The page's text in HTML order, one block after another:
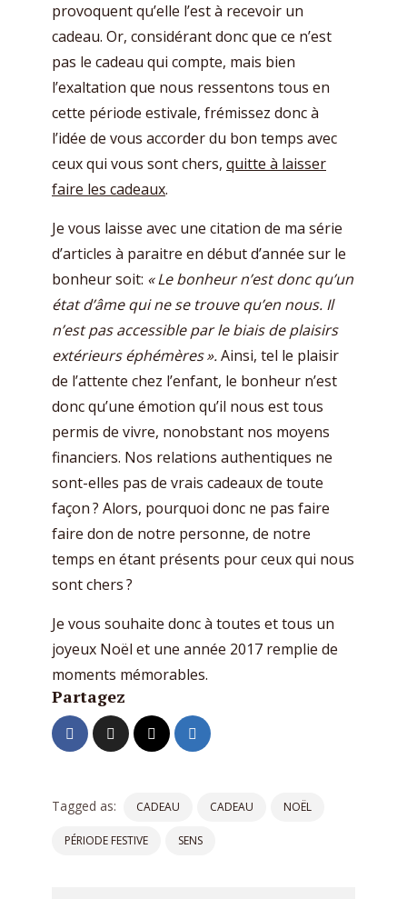
provoquent qu’elle l’est à recevoir un
cadeau. Or, considérant donc que ce n’est
pas le cadeau qui compte, mais bien
l’exaltation que nous ressentons tous en
cette période estivale, frémissez donc à
l’idée de vous accorder du bon temps avec
ceux qui vous sont chers, quitte à laisser
faire les cadeaux.
Je vous laisse avec une citation de ma série
d’articles à paraitre en début d’année sur le
bonheur soit: « Le bonheur n’est donc qu’un
état d’âme qui ne se trouve qu’en nous. Il
n’est pas accessible par le biais de plaisirs
extérieurs éphémères ».Ainsi, tel le plaisir
de l’attente chez l’enfant, le bonheur n’est
donc qu’une émotion qu’il nous est tous
permis de vivre, nonobstant nos moyens
financiers. Nos relations authentiques ne
sont-elles pas de vrais cadeaux de toute
façon ? Alors, pourquoi donc ne pas faire
faire don de notre personne, de notre
temps en étant présents pour ceux qui nous
sont chers ?
Je vous souhaite donc à toutes et tous un
joyeux Noël et une année 2017 remplie de
moments mémorables.
Partagez
Tagged as: CADEAU CADEAU NOËL
PÉRIODE FESTIVE SENS